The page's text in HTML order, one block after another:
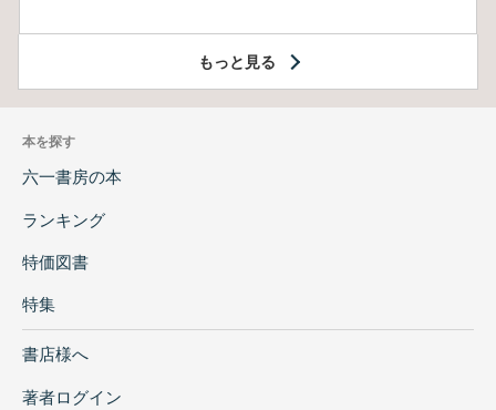
もっと見る
本を探す
六一書房の本
ランキング
特価図書
特集
書店様へ
著者ログイン